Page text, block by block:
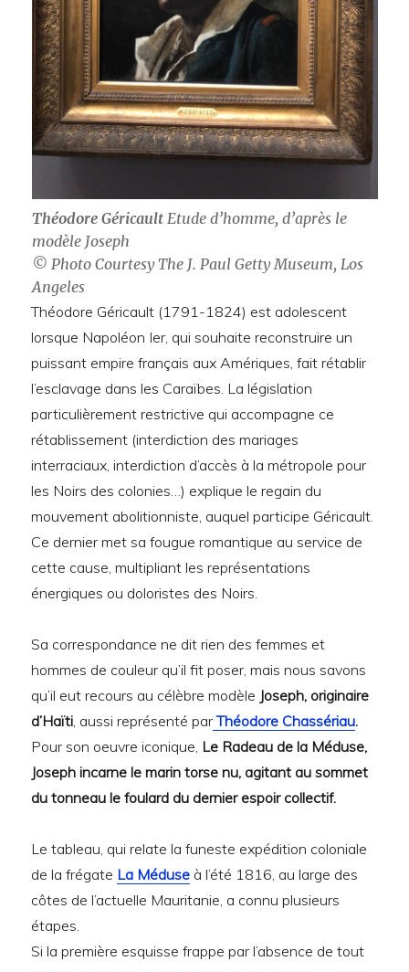
Théodore GéricaultEtude d’homme, d’après le
modèle Joseph
© Photo Courtesy The J. Paul Getty Museum, Los
Angeles
Théodore Géricault (1791-1824) est adolescent
lorsque Napoléon Ier, qui souhaite reconstruire un
puissant empire français aux Amériques, fait rétablir
l’esclavage dans les Caraïbes. La législation
particulièrement restrictive qui accompagne ce
rétablissement (interdiction des mariages
interraciaux, interdiction d’accès à la métropole pour
les Noirs des colonies…) explique le regain du
mouvement abolitionniste, auquel participe Géricault.
Ce dernier met sa fougue romantique au service de
cette cause, multipliant les représentations
énergiques ou doloristes des Noirs.
Sa correspondance ne dit rien des femmes et
hommes de couleur qu’il fit poser, mais nous savons
qu’il eut recours au célèbre modèle Joseph, originaire
d’Haïti , aussi représenté parThéodore Chassériau.
Pour son oeuvre iconique, Le Radeau de la Méduse,
Joseph incarne le marin torse nu, agitant au sommet
du tonneau le foulard du dernier espoir collectif.
Le tableau, qui relate la funeste expédition coloniale
de la frégate La Méduse à l’été 1816, au large des
côtes de l’actuelle Mauritanie, a connu plusieurs
étapes.
Si la première esquisse frappe par l’absence de tout